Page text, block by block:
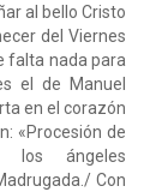
al bello Cristo
del Viernes
falta nada para
el de Manuel
en el corazón
«Procesión de
los ángeles
Con